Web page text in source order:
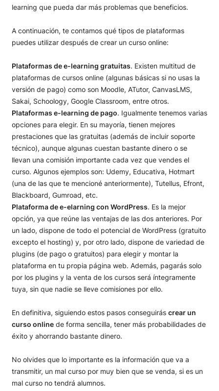
learning que pueda dar más problemas que beneficios.
A continuación, te contamos qué tipos de plataformas
puedes utilizar después de crear un curso online:
Plataformas de e-learning gratuitas. Existen multitud de
plataformas de cursos online (algunas básicas si no usas la
versión de pago) como son Moodle, ATutor, CanvasLMS,
Sakai, Schoology, Google Classroom, entre otros.
Plataformas e-learning de pago. Igualmente tenemos varias
opciones para elegir. En su mayoría, tienen mejores
prestaciones que las gratuitas (además de incluir soporte
técnico), aunque algunas cuestan bastante dinero o se
llevan una comisión importante cada vez que vendes el
curso. Algunos ejemplos son: Udemy, Educativa, Hotmart
(una de las que te mencioné anteriormente), Tutellus, Efront,
Blackboard, Gumroad, etc.
Plataforma de e-elarning con WordPress. Es la mejor
opción, ya que reúne las ventajas de las dos anteriores. Por
un lado, dispone de todo el potencial de WordPress (gratuito
excepto el hosting) y, por otro lado, dispone de variedad de
plugins (de pago o gratuitos) para elegir y montar la
plataforma en tu propia página web. Además, pagarás solo
por los plugins y la venta de los cursos será íntegramente
tuya, sin que nadie se lleve comisiones por ello.
En definitiva, siguiendo estos pasos conseguirás crear un
curso online de forma sencilla, tener más probabilidades de
éxito y ahorrando bastante dinero.
No olvides que lo importante es la información que va a
transmitir, un mal curso por muy bien que se venda, si es un
mal curso no tendrá alumnos.